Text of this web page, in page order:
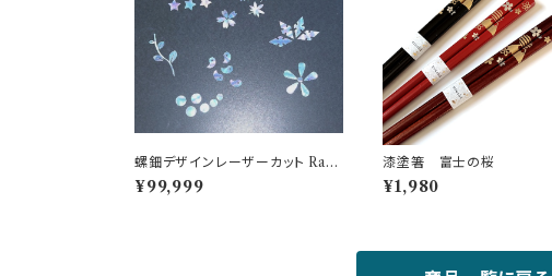
螺鈿デザインレーザーカット Rade
n laser cutting
¥99,999
漆塗箸 富士の桜
¥1,980